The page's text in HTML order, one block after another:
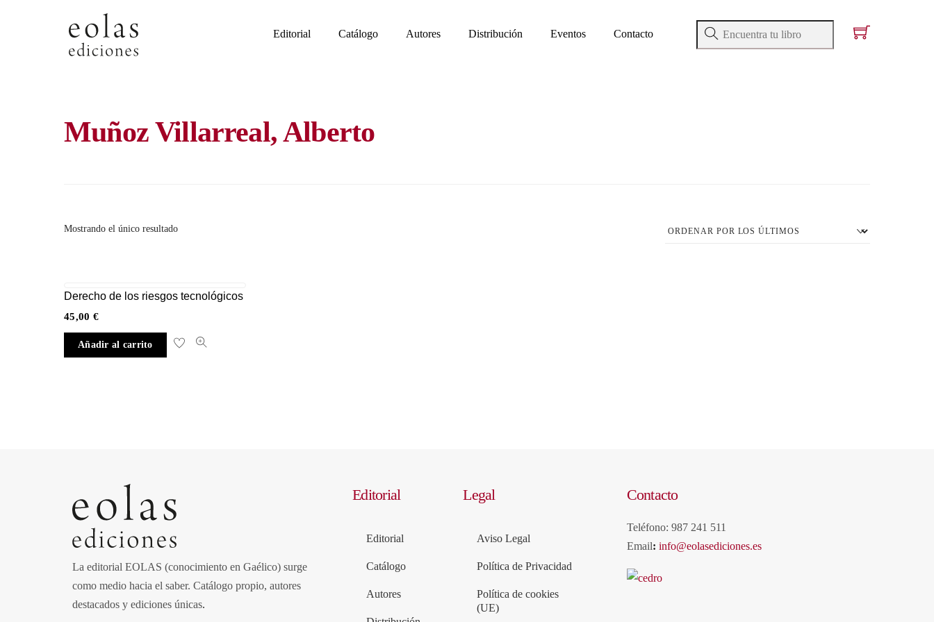
Editorial Catálogo Autores Distribución Eventos Contacto
Muñoz Villarreal, Alberto
Mostrando el único resultado
Derecho de los riesgos tecnológicos
45,00 €
Añadir al carrito
La editorial EOLAS (conocimiento en Gaélico) surge
como medio hacia el saber. Catálogo propio, autores
destacados y ediciones únicas.
Editorial
Editorial
Catálogo
Autores
Legal
Aviso Legal
Política de Privacidad
Política de cookies
(UE)
Contacto
Teléfono: 987 241 511
Email: info@eolasediciones.es